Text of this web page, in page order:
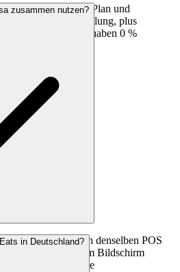
erreichen je nach Plan und
rund 30 % pro Bestellung, plus
über Fleksa haben 0 %
zusammen nutzen?
Bestellungen in denselben POS
Ihr Team an einem Bildschirm
Shop provisionsfreie
in Deutschland?